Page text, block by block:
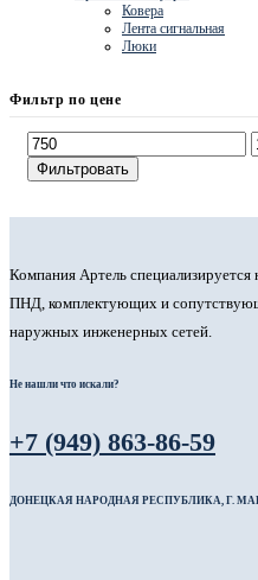
Ковера
Лента сигнальная
Люки
Фильтр по цене
Фильтровать
Компания Артель
ПНД, комплектующих и
наружных инженерных сетей.
Не нашли что искали?
+7 (949) 863-86-59
ДОНЕЦКАЯ НАРОДНАЯ РЕСПУБЛИКА, Г.